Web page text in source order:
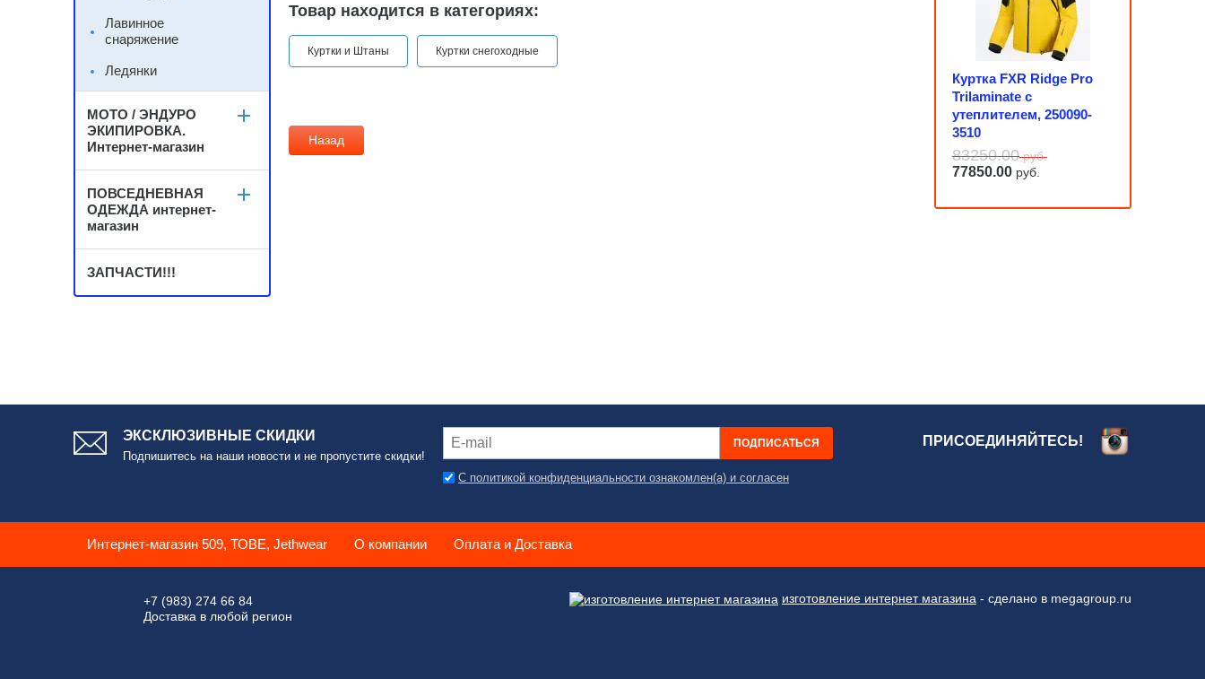
Товар находится в категориях:
Куртки и Штаны Куртки снегоходные
Назад
Лавинное
снаряжение
Ледянки
МОТО / ЭНДУРО
ЭКИПИРОВКА.
Интернет-магазин
ПОВСЕДНЕВНАЯ
ОДЕЖДА интернет-
магазин
ЗАПЧАСТИ!!!
Куртка FXR Ridge Pro
Trilaminate с
утеплителем, 250090-
3510
83250.00руб.
77850.00 руб.
ЭКСКЛЮЗИВНЫЕ СКИДКИ
Подпишитесь на наши новости и не пропустите скидки!
С политикой конфиденциальности ознакомлен(а) и согласен
ПОДПИСАТЬСЯ ПРИСОЕДИНЯЙТЕСЬ!
Интернет-магазин 509, ТОВЕ, Jethwear О компании Оплата и Доставка
+7 (983) 274 66 84
Доставка в любой регион
изготовление интернет магазина - сделано в megagroup.ru